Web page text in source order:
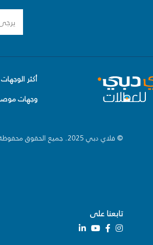
أكثر
وجهات
© فلاي دبي 2025. جميع الحقوق محفوظة.
تابعنا على